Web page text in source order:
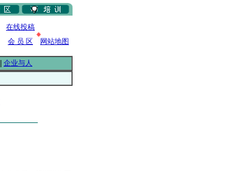
在线投稿
会 员 区
网站地图
企业与人